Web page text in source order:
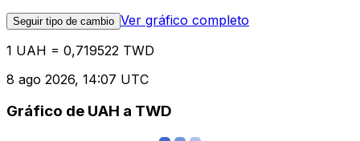
Seguir tipo de cambio Ver gráfico completo
1 UAH = 0,719522 TWD
8 ago 2026, 14:07 UTC
Gráfico de UAH a TWD